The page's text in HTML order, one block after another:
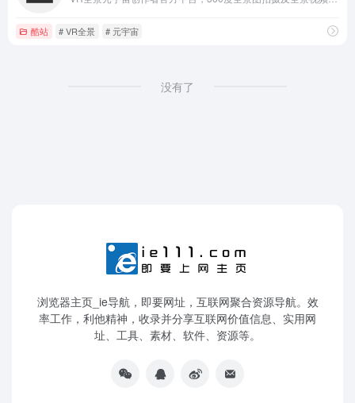
酷站 # VR全景 # 元宇宙
没有了
浏览器主页_ie导航，即要网址，互联网聚合资源导航。效
率工作，利他精神，收录并分享互联网价值信息、实用网
址、工具、素材、软件、资源等。